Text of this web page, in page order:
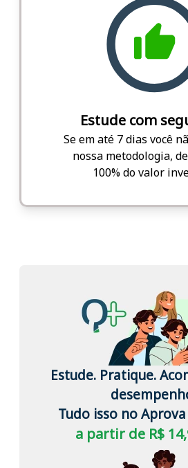
Estude com
Se em até 7 dias você
nossa metodologia,
100% do valor
Estude. Pratique.
Tudo isso no
a partir de R$